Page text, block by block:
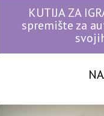
KUTIJA ZA
spremište za